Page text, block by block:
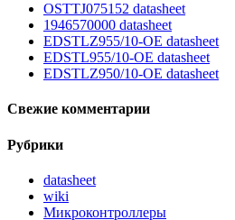
OSTTJ075152 datasheet
1946570000 datasheet
EDSTLZ955/10-OE datasheet
EDSTL955/10-OE datasheet
EDSTLZ950/10-OE datasheet
Свежие комментарии
Рубрики
datasheet
wiki
Микроконтроллеры